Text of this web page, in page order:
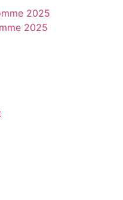
2025
2025